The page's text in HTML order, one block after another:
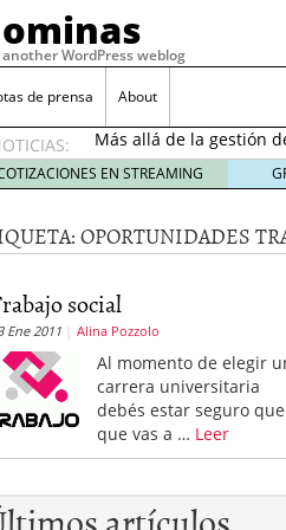
another WordPress weblog
de prensa About
Desempleo Colombia
Más allá de la gestión
Una digitalización
en el sector financiero
Consejos para el
Más allá de la gestión
EN STREAMING
OPORTUNIDADES
social
Ene 2011 Alina Pozzolo
Al momento de elegir
carrera universitaria
debés estar seguro
que vas a … Leer